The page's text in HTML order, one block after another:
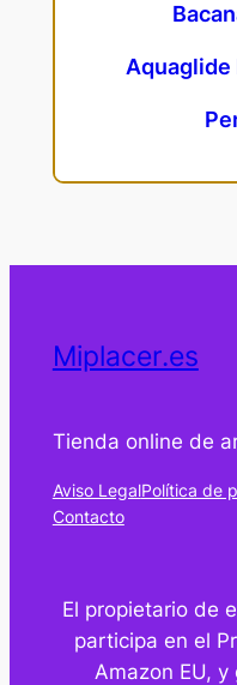
Miplacer.es
Tienda online de
Aviso LegalPolítica de
Contacto
El propietario de
participa en el
Amazon EU,